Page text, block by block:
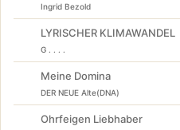
Ingrid Bezold
LYRISCHER KLIMAWANDEL
G . . . .
Meine Domina
DER NEUE Alte(DNA)
Ohrfeigen Liebhaber